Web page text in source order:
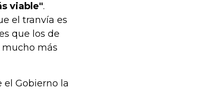
viable".
el tranvía es
que los de
más
el Gobierno la